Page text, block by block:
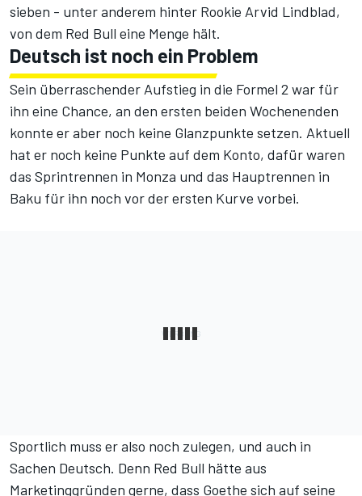
sieben - unter anderem hinter Rookie Arvid Lindblad,
von dem Red Bull eine Menge hält.
Deutsch ist noch ein Problem
Sein überraschender Aufstieg in die Formel 2 war für
ihn eine Chance, an den ersten beiden Wochenenden
konnte er aber noch keine Glanzpunkte setzen. Aktuell
hat er noch keine Punkte auf dem Konto, dafür waren
das Sprintrennen in Monza und das Hauptrennen in
Baku für ihn noch vor der ersten Kurve vorbei.
Sportlich muss er also noch zulegen, und auch in
Sachen Deutsch. Denn Red Bull hätte aus
Marketinggründen gerne, dass Goethe sich auf seine